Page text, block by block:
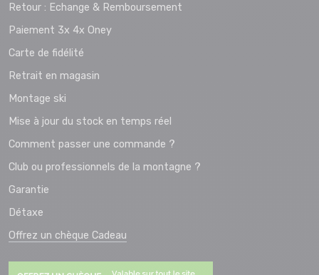
Retour : Echange & Remboursement
Paiement 3x 4x Oney
Carte de fidélité
Retrait en magasin
Montage ski
Mise à jour du stock en temps réel
Comment passer une commande ?
Club ou professionnels de la montagne ?
Garantie
Détaxe
Offrez un chèque Cadeau